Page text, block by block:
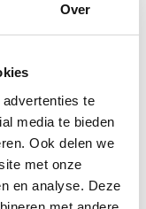
Over
te
media te bieden
Ook delen we
met onze
en analyse. Deze
en
maakt hem